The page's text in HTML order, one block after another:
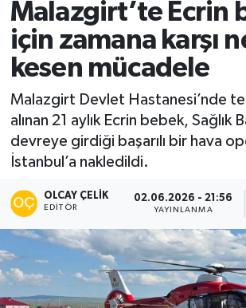
Malazgirt’te Ecrin
için zamana karşı
kesen mücadele
Malazgirt Devlet Hastanesi’nde
alınan 21 aylık Ecrin bebek, Sağlık
devreye girdiği başarılı bir hava
İstanbul’a nakledildi.
OLCAY ÇELIK
EDITÖR
02.06.2026 - 21:56
YAYINLANMA
Eğitim
Sağlık
Gündem
Spor
Siyaset
Teknoloji
Uşak Trafik Yoğunluk Haritası
Tüm Manşetler
Son Dakika Haberleri
Haber Arşivi